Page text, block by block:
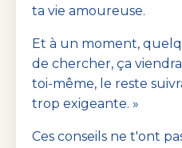
ta vie amoureuse.
Et à un moment,
de chercher, ça
toi-même, le reste
trop exigeante. »
Ces conseils ne t'ont